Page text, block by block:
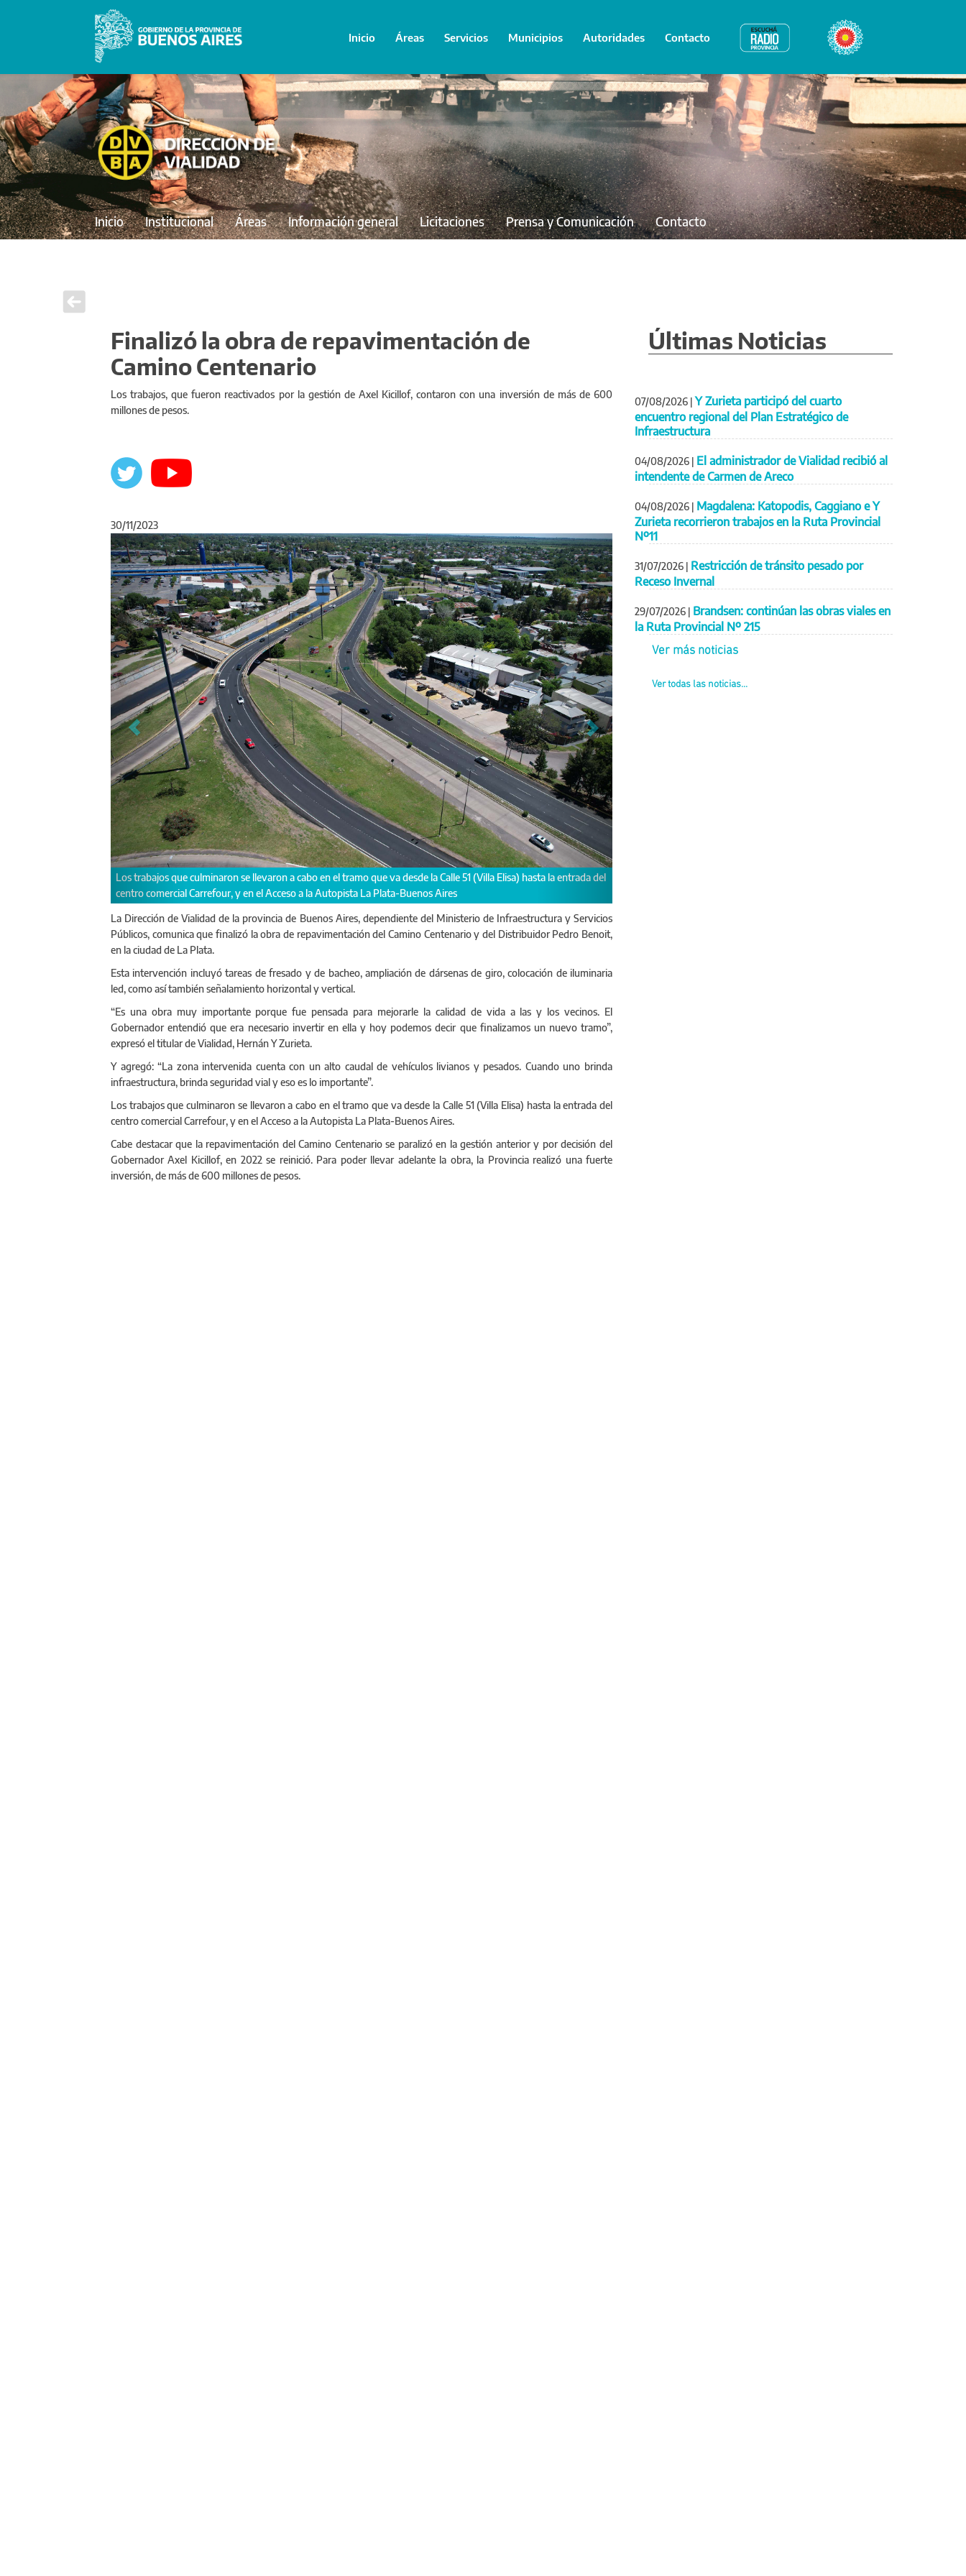
Inicio Áreas Servicios Municipios Autoridades Contacto Radio Provincia Bicentenario
Inicio Institucional Áreas Información general Licitaciones Prensa y Comunicación Contacto
Finalizó la obra de repavimentación de
Camino Centenario
Los trabajos, que fueron reactivados por la gestión de Axel Kicillof, contaron con una inversión de más de 600
millones de pesos.
30/11/2023
el tramo que va desde la Calle 51 (Villa Elisa) hasta la entrada del
La Plata-Buenos Aires
Esta obra se paralizó en la gestión anterior y por decisión del Gobernador Axel Kicillof, en 2022 se reinició.
Anterior Siguiente
La Dirección de Vialidad de la provincia de Buenos Aires, dependiente del Ministerio de Infraestructura y Servicios
Públicos, comunica que finalizó la obra de repavimentación del Camino Centenario y del Distribuidor Pedro Benoit,
en la ciudad de La Plata.
Esta intervención incluyó tareas de fresado y de bacheo, ampliación de dársenas de giro, colocación de iluminaria
led, como así también señalamiento horizontal y vertical.
“Es una obra muy importante porque fue pensada para mejorarle la calidad de vida a las y los vecinos. El
Gobernador entendió que era necesario invertir en ella y hoy podemos decir que finalizamos un nuevo tramo”,
expresó el titular de Vialidad, Hernán Y Zurieta.
Y agregó: “La zona intervenida cuenta con un alto caudal de vehículos livianos y pesados. Cuando uno brinda
infraestructura, brinda seguridad vial y eso es lo importante”.
Los trabajos que culminaron se llevaron a cabo en el tramo que va desde la Calle 51 (Villa Elisa) hasta la entrada del
centro comercial Carrefour, y en el Acceso a la Autopista La Plata-Buenos Aires.
Cabe destacar que la repavimentación del Camino Centenario se paralizó en la gestión anterior y por decisión del
Gobernador Axel Kicillof, en 2022 se reinició. Para poder llevar adelante la obra, la Provincia realizó una fuerte
inversión, de más de 600 millones de pesos.
Últimas Noticias
07/08/2026 | Y Zurieta participó del cuarto
encuentro regional del Plan Estratégico de
Infraestructura
04/08/2026 | El administrador de Vialidad recibió al
intendente de Carmen de Areco
04/08/2026 | Magdalena: Katopodis, Caggiano e Y
Zurieta recorrieron trabajos en la Ruta Provincial
Nº11
31/07/2026 | Restricción de tránsito pesado por
Receso Invernal
29/07/2026 | Brandsen: continúan las obras viales en
la Ruta Provincial Nº 215
Ver más noticias
Ver todas las noticias...